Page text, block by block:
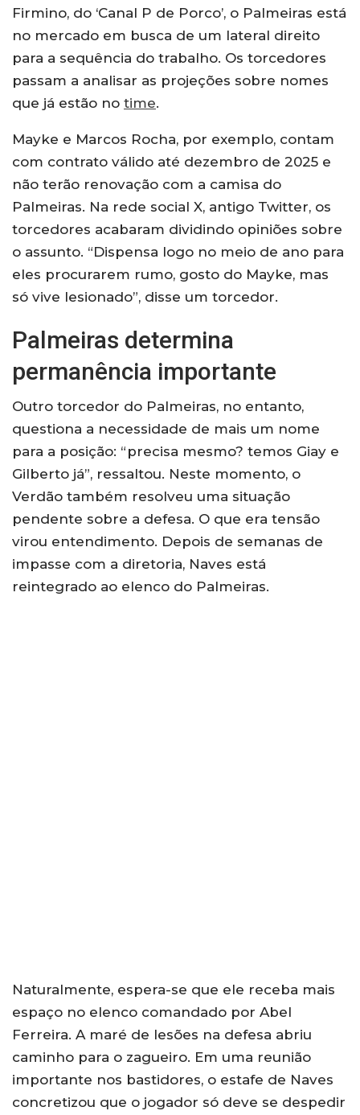
Firmino, do ‘Canal P de Porco’, o Palmeiras está
no mercado em busca de um lateral direito
para a sequência do trabalho. Os torcedores
passam a analisar as projeções sobre nomes
que já estão no time.
Mayke e Marcos Rocha, por exemplo, contam
com contrato válido até dezembro de 2025 e
não terão renovação com a camisa do
Palmeiras. Na rede social X, antigo Twitter, os
torcedores acabaram dividindo opiniões sobre
o assunto. “Dispensa logo no meio de ano para
eles procurarem rumo, gosto do Mayke, mas
só vive lesionado”, disse um torcedor.
Palmeiras determina
permanência importante
Outro torcedor do Palmeiras, no entanto,
questiona a necessidade de mais um nome
para a posição: “precisa mesmo? temos Giay e
Gilberto já”, ressaltou. Neste momento, o
Verdão também resolveu uma situação
pendente sobre a defesa. O que era tensão
virou entendimento. Depois de semanas de
impasse com a diretoria, Naves está
reintegrado ao elenco do Palmeiras.
Naturalmente, espera-se que ele receba mais
espaço no elenco comandado por Abel
Ferreira. A maré de lesões na defesa abriu
caminho para o zagueiro. Em uma reunião
importante nos bastidores, o estafe de Naves
concretizou que o jogador só deve se despedir